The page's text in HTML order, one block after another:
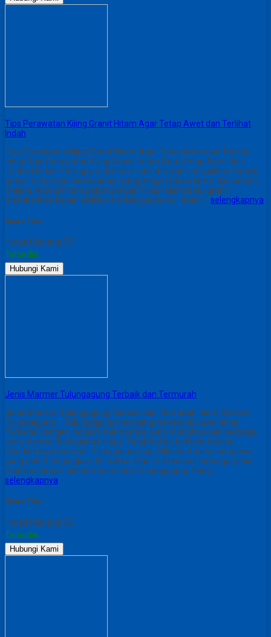
Tips Perawatan Kijing Granit Hitam Agar Tetap Awet dan Terlihat
Indah
Tips Perawatan Kijing Granit Hitam Agar Tetap Awet dan Terlihat
Indah Tips Perawatan Kijing Granit Hitam Agar Tetap Awet dan
Terlihat Indah – Kijing granit hitam adalah salah satu pilihan terbaik
untuk monumen pemakaman yang elegan tahan lama, dan penuh
makna. Warna hitam pekat dengan kilaun alami batu granit
memberikan kesan eksklusif sekaligus sakral. Granit… selengkapnya
Share This :
Harga Hubungi CS
Tersedia
Hubungi Kami
Jenis Marmer Tulungagung Terbaik dan Termurah
Jenis Marmer Tulungagung Terbaik dan Termurah Jenis Marmer
Tulungagung – Tulungagung kota yang terletak di Jawa timur.
Terkenal dengan industri marmernya yang menghasilkan berbagai
jenis marmer berkualitas tinggi. Tidak hanya terkenal karena
keindahnnya marmer Tulungagung juga dikenal karena harganya
yang relatif terjangkau. Artikel ini akan membahas berbagai jenis
marmer terbaik dan termurah dari Tulungagung. Yang…
selengkapnya
Share This :
Harga Hubungi CS
Tersedia
Hubungi Kami